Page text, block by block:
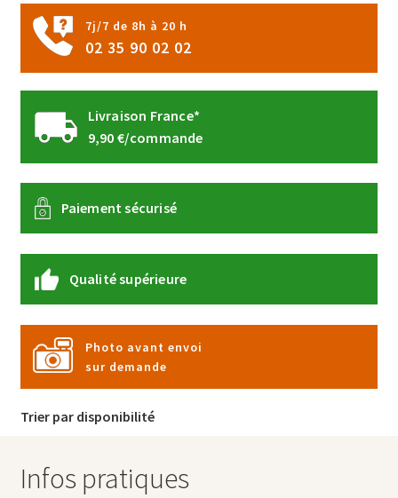
7j/7 de 8h à 20 h
02 35 90 02 02
Livraison France*
9,90 €/commande
Paiement sécurisé
Qualité supérieure
Photo avant envoi
sur demande
Trier par disponibilité
Infos pratiques